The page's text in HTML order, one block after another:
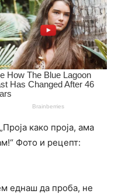
како проја, ама
Фото и рецепт:
еднаш да проба, не